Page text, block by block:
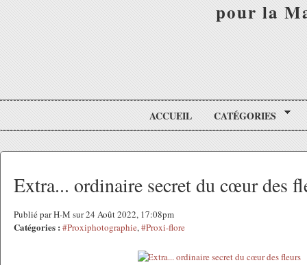
pour la
ACCUEIL CATÉGORIES
Extra... ordinaire secret du cœur des
Publié par H-M sur 24 Août 2022, 17:08pm
Catégories : #Proxiphotographie,#Proxi-flore